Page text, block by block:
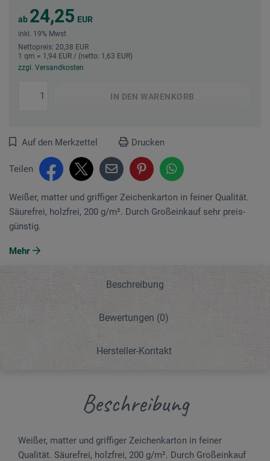
ab 24,25 EUR
inkl. 19% Mwst
Nettopreis: 20,38 EUR
1 qm = 1,94 EUR / (netto: 1,63 EUR)
zzgl. Versandkosten
IN DEN WARENKORB
Auf den Merkzettel Drucken
Teilen
Weißer, matter und griffiger Zeichenkarton in feiner Qualität.
Säurefrei, holzfrei, 200 g/m². Durch Großeinkauf sehr preis­
günstig.
Mehr
Beschreibung
Bewertungen (0)
Hersteller-Kontakt
Beschreibung
Weißer, matter und griffiger Zeichenkarton in feiner
Qualität. Säurefrei, holzfrei, 200 g/m². Durch Großeinkauf